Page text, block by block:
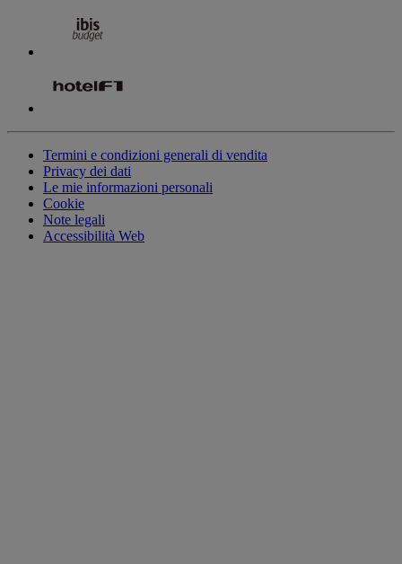
Termini e condizioni generali di vendita
Privacy dei dati
Le mie informazioni personali
Cookie
Note legali
Accessibilità Web